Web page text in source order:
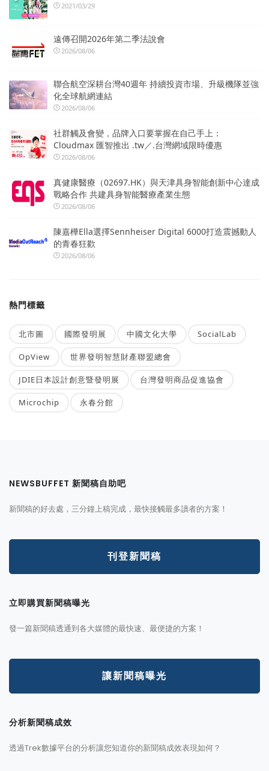
2021/03/29
遠傳召開2026年第二季法說會
2026/08/06
聯合航空深耕台灣40週年 持續投資市場、升級機隊並強
化全球航網連結
2026/08/06
社群觸及會變，品牌入口要掌握在自己手上：
Cloudmax 匯智推出 .tw／.台灣網域限時優惠
2026/08/06
真健康醫療（02697.HK）與天津具身智能創新中心達成
戰略合作 共建具身智能醫療產業生態
2026/08/06
陳嘉樺Ella選擇Sennheiser Digital 6000打造震撼動人
的青春狂歡
2026/08/06
熱門標籤
北市圖 國際發明展 中國文化大學 SocialLab
OpView 世界發明智慧財產聯盟總會
JDIE日本設計創意暨發明展 台灣發明商品促進協會
Microchip 永春分館
NEWSBUFFET 新聞稿自助吧
新聞稿的好去處，三分鐘上稿完成，最快接觸最多讀者的方案！
刊登新聞稿
立即購買新聞稿曝光
發一篇新聞稿透通到各大媒體的最快速、最便捷的方案！
讓新聞稿曝光
分析新聞稿成效
透過Trek數據平台的分析讓您知道你的新聞稿成效表現如何？